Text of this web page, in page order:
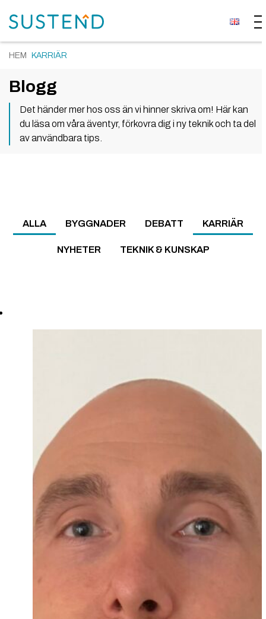
HEM KARRIÄR
Blogg
Det händer mer hos oss än vi hinner skriva om! Här kan
du läsa om våra äventyr, förkovra dig i ny teknik och ta del
av användbara tips.
ALLA BYGGNADER DEBATT KARRIÄR
NYHETER TEKNIK & KUNSKAP